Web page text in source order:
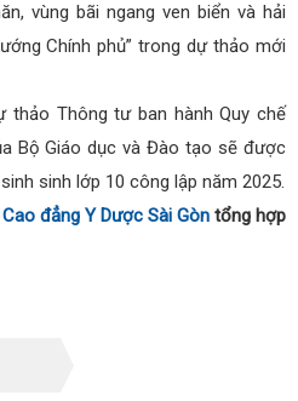
vùng bãi ngang ven biển và hải
Chính phủ” trong dự thảo mới
thảo Thông tư ban hành Quy chế
Bộ Giáo dục và Đào tạo sẽ được
sinh lớp 10 công lập năm 2025.
đẳng Y Dược Sài Gòn tổng hợp